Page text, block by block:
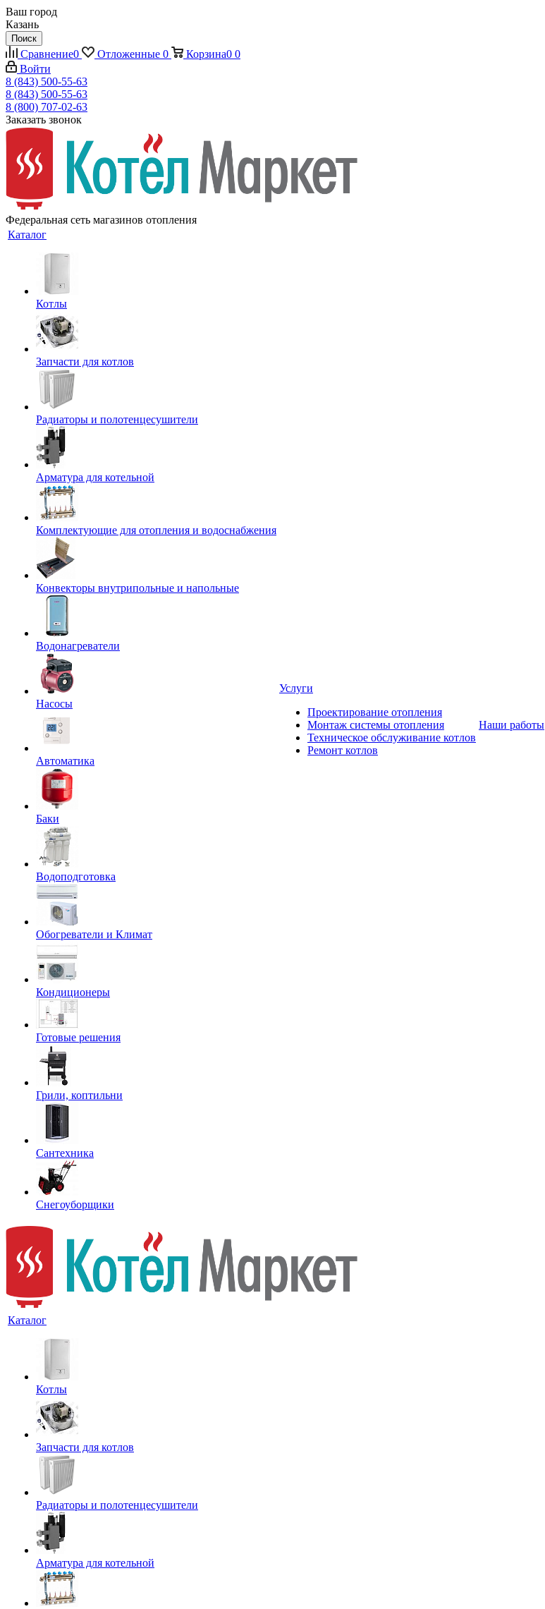
Ваш город
Казань
Поиск
Сравнение0 Отложенные 0 Корзина0 0
Войти
8 (843) 500-55-63
8 (843) 500-55-63
8 (800) 707-02-63
Заказать звонок
Федеральная сеть магазинов отопления
Каталог
Котлы
Запчасти для котлов
Радиаторы и полотенцесушители
Арматура для котельной
Комплектующие для отопления и водоснабжения
Конвекторы внутрипольные и напольные
Водонагреватели
Насосы
Автоматика
Баки
Водоподготовка
Обогреватели и Климат
Кондиционеры
Готовые решения
Грили, коптильни
Сантехника
Снегоуборщики
Услуги
Проектирование отопления
Монтаж системы отопления
Техническое обслуживание котлов
Ремонт котлов
Наши работы
Каталог
Котлы
Запчасти для котлов
Радиаторы и полотенцесушители
Арматура для котельной